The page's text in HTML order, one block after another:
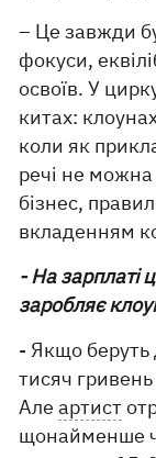
– Це завжди
фокуси,
освоїв. У
китах:
коли як
речі не
бізнес,
вкладенням
- На зарплаті
заробляє
- Якщо беруть
тисяч
Алеартист
щонайменше